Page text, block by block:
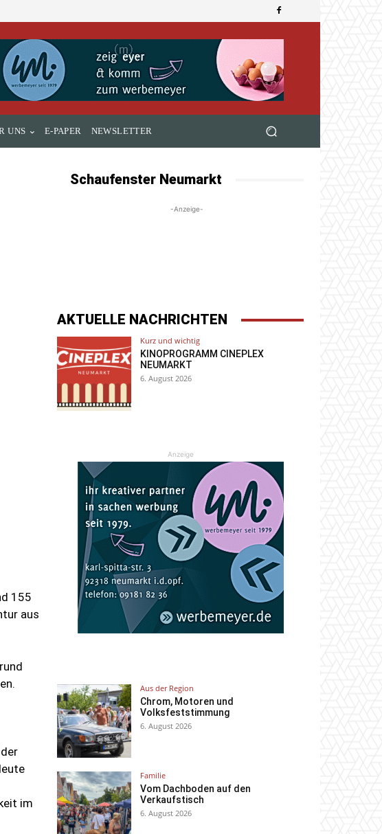
UNS E-PAPER NEWSLETTER
Schaufenster Neumarkt
-Anzeige-
155
aus
im
AKTUELLE NACHRICHTEN
Kurz und wichtig
KINOPROGRAMM CINEPLEX
NEUMARKT
6. August 2026
Anzeige
Aus der Region
Chrom, Motoren und
Volksfeststimmung
6. August 2026
Familie
Vom Dachboden auf den
Verkaufstisch
6. August 2026